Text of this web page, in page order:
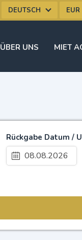
DEUTSCH EUR
ÜBER UNS MIET
Rückgabe Datum /